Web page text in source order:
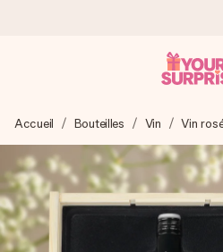
Nous préparons votre cadeau
en un éclair – pour que vous
quand cela compte le plus.
4,9 (sur la base de +15
Accueil Bouteilles Vin Vin